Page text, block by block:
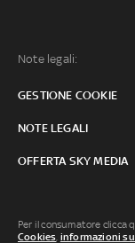
Note legali:
GESTIONE COOKIE
NOTE LEGALI
OFFERTA SKY MEDIA
Per il consumatore clicca
Cookies, informazioni